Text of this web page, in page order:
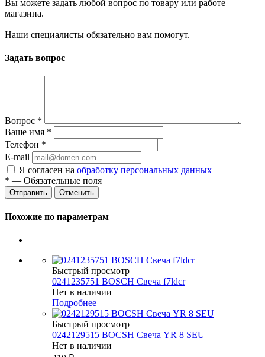
Вы можете задать любой вопрос по товару или работе
магазина.
Наши специалисты обязательно вам помогут.
Задать вопрос
Вопрос *
Ваше имя *
Телефон *
E-mail
Я согласен на обработку персональных данных
* — Обязательные поля
Отменить
Похожие по параметрам
Быстрый просмотр
0241235751 BOSCH Свеча f7ldcr
Нет в наличии
Подробнее
Быстрый просмотр
0242129515 BOCSH Свеча YR 8 SEU
Нет в наличии